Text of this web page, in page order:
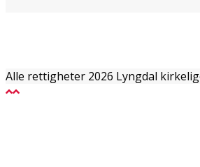
Alle rettigheter 2026 Lyngdal